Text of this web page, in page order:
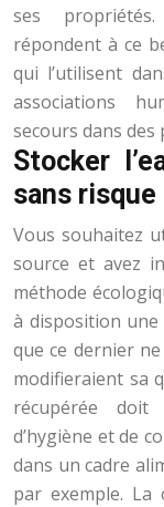
ses
répondent à ce
qui l’utilisent
associations
secours dans
Stocker
sans risque
Vous souhaitez
source et avez
méthode
à disposition
que ce dernier
modifieraient sa
récupérée
d’hygiène et de
dans un cadre
par exemple. La